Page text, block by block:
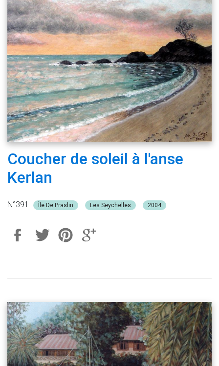
Coucher de soleil à l'anse
Kerlan
N°391 Île De Praslin Les Seychelles 2004